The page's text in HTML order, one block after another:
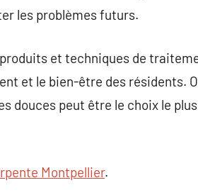
les problèmes futurs.
et techniques de
et le bien-être des résidents.
douces peut être le choix le
Montpellier.